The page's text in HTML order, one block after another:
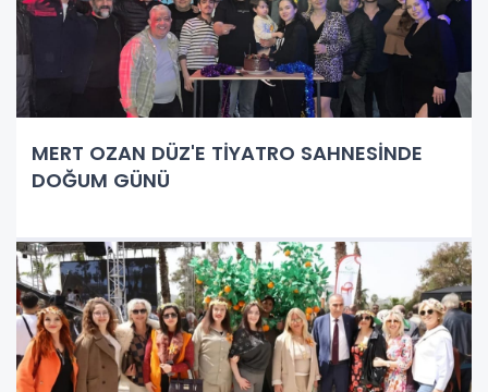
MERT OZAN DÜZ'E TİYATRO SAHNESİNDE
DOĞUM GÜNÜ